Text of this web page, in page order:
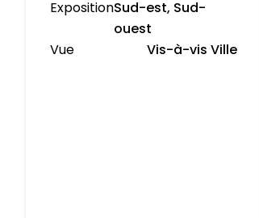
ExpositionSud-est, Sud-
ouest
Vue
Vis-à-vis Ville